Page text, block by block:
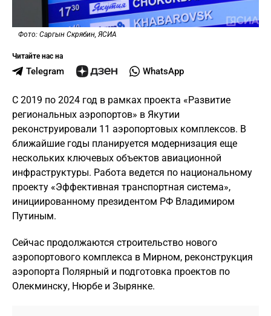
Фото: Саргын Скрябин, ЯСИА
Читайте нас на
Telegram WhatsApp
С 2019 по 2024 год в рамках проекта «Развитие
региональных аэропортов» в Якутии
реконструировали 11 аэропортовых комплексов. В
ближайшие годы планируется модернизация еще
нескольких ключевых объектов авиационной
инфраструктуры. Работа ведется по национальному
проекту «Эффективная транспортная система»,
инициированному президентом РФ Владимиром
Путиным.
Сейчас продолжаются строительство нового
аэропортового комплекса в Мирном, реконструкция
аэропорта Полярный и подготовка проектов по
Олекминску, Нюрбе и Зырянке.